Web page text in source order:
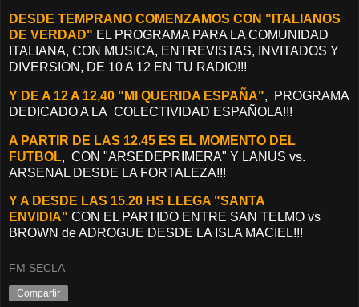
DESDE TEMPRANO COMENZAMOS CON "ITALIANOS
DE VERDAD" EL PROGRAMA PARA LA COMUNIDAD
ITALIANA, CON MUSICA, ENTREVISTAS, INVITADOS Y
DIVERSION, DE 10 A 12 EN TU RADIO!!!
Y DE A 12 A 12,40 "MI QUERIDA ESPAÑA", PROGRAMA
DEDICADO A LA COLECTIVIDAD ESPAÑOLA!!!
A PARTIR DE LAS 12.45 ES EL MOMENTO DEL
FUTBOL, CON "ARSEDEPRIMERA" Y LANUS vs.
ARSENAL DESDE LA FORTALEZA!!!
Y A DESDE LAS 15.20 HS LLEGA "SANTA
ENVIDIA" CON EL PARTIDO ENTRE SAN TELMO vs
BROWN de ADROGUE DESDE LA ISLA MACIEL!!!
FM SECLA
Compartir